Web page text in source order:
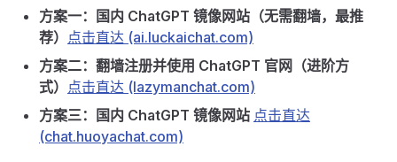
方案一：国内 ChatGPT 镜像网站（无需翻墙，最推
荐） 点击直达 (ai.luckaichat.com)
方案二：翻墙注册并使用 ChatGPT 官网（进阶方
式） 点击直达 (lazymanchat.com)
方案三：国内 ChatGPT 镜像网站 点击直达
(chat.huoyachat.com)